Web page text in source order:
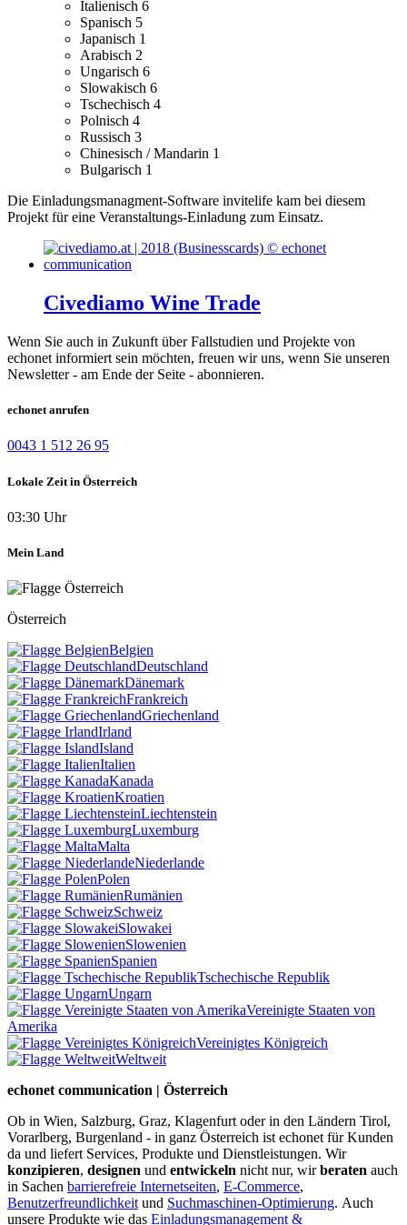
Italienisch 6
Spanisch 5
Japanisch 1
Arabisch 2
Ungarisch 6
Slowakisch 6
Tschechisch 4
Polnisch 4
Russisch 3
Chinesisch / Mandarin 1
Bulgarisch 1
Die Einladungsmanagment-Software invitelife kam bei diesem
Projekt für eine Veranstaltungs-Einladung zum Einsatz.
Civediamo Wine Trade
Wenn Sie auch in Zukunft über Fallstudien und Projekte von
echonet informiert sein möchten, freuen wir uns, wenn Sie unseren
Newsletter - am Ende der Seite - abonnieren.
echonet anrufen
0043 1 512 26 95
Lokale Zeit in Österreich
03:30 Uhr
Mein Land
Österreich
Belgien
Deutschland
Dänemark
Frankreich
Griechenland
Irland
Island
Italien
Kanada
Kroatien
Liechtenstein
Luxemburg
Malta
Niederlande
Polen
Rumänien
Schweiz
Slowakei
Slowenien
Spanien
Tschechische Republik
Ungarn
Vereinigte Staaten von
Amerika
Vereinigtes Königreich
Weltweit
echonet communication | Österreich
Ob in Wien, Salzburg, Graz, Klagenfurt oder in den Ländern Tirol,
Vorarlberg, Burgenland - in ganz Österreich ist echonet für Kunden
da und liefert Services, Produkte und Dienstleistungen. Wir
konzipieren, designen und entwickeln nicht nur, wirberaten auch
in Sachen barrierefreie Internetseiten, E-Commerce,
Benutzerfreundlichkeit und Suchmaschinen-Optimierung. Auch
unsere Produkte wie das Einladungsmanagement &